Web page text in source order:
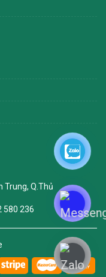
Trung, Q.Thủ
580 236